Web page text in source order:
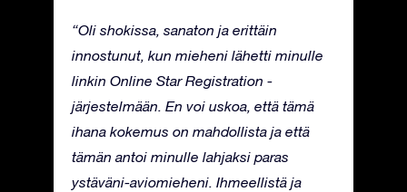
“Oli shokissa, sanaton ja erittäin
innostunut, kun mieheni lähetti minulle
linkin Online Star Registration -
järjestelmään. En voi uskoa, että tämä
ihana kokemus on mahdollista ja että
tämän antoi minulle lahjaksi paras
ystäväni-aviomieheni. Ihmeellistä ja